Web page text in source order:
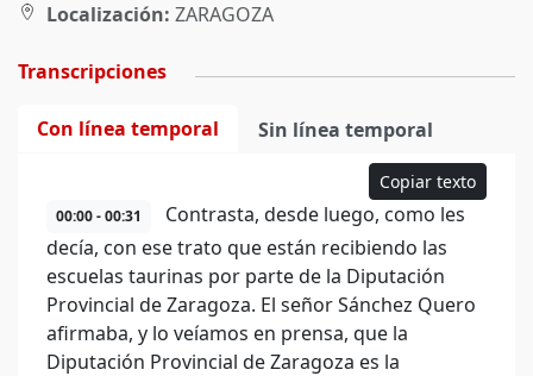
Localización: ZARAGOZA
Transcripciones
Con línea temporal Sin línea temporal
Copiar texto
00:00 - 00:31
Contrasta, desde luego, como les
decía, con ese trato que están recibiendo las
escuelas taurinas por parte de la Diputación
Provincial de Zaragoza. El señor Sánchez Quero
afirmaba, y lo veíamos en prensa, que la
Diputación Provincial de Zaragoza es la